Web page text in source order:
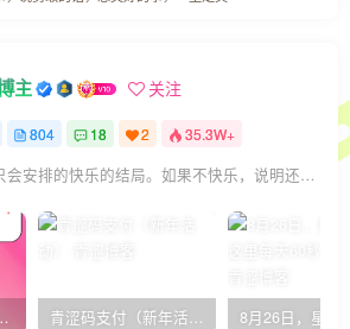
主 关注
804 18 2 35.3W+
上天只会安排的快乐的结局。如果不快乐，说明还不是最后结局
法教程-已更新到:23-01-8 青涩码支付（新年活动）